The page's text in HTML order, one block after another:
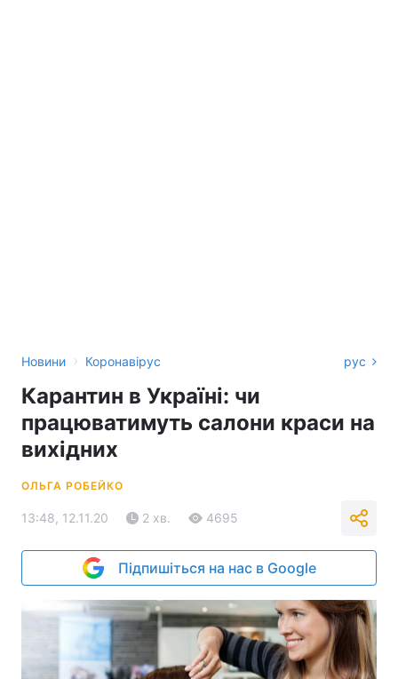
Новини › Коронавірус рус
Карантин в Україні: чи
працюватимуть салони краси на
вихідних
ОЛЬГА РОБЕЙКО
13:48, 12.11.20 2 хв. 4695
Підпишіться на нас в Google